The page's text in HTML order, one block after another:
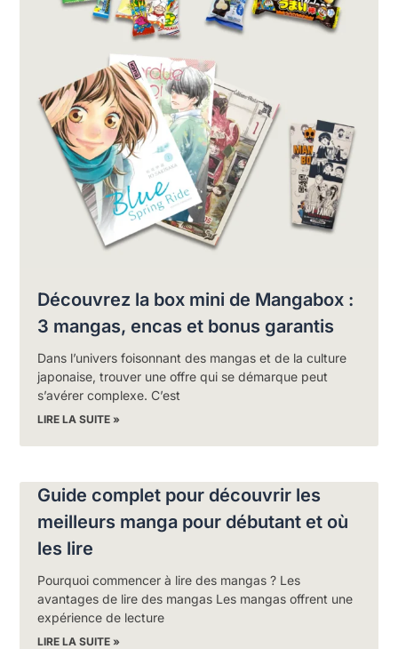
Découvrez la box mini de Mangabox :
3 mangas, encas et bonus garantis
Dans l’univers foisonnant des mangas et de la culture
japonaise, trouver une offre qui se démarque peut
s’avérer complexe. C’est
LIRE LA SUITE »
Guide complet pour découvrir les
meilleurs manga pour débutant et où
les lire
Pourquoi commencer à lire des mangas ? Les
avantages de lire des mangas Les mangas offrent une
expérience de lecture
LIRE LA SUITE »